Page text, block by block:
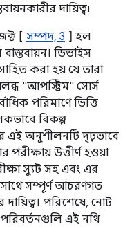
দায়িত্ব৷
[ সম্পদ, 3 ] হল
ডিভাইস
করা হয় যে তারা
"আপস্ট্রিম" সোর্স
পরিমাণে ভিত্তি
বিকল্প
এই অনুশীলনটি দৃঢ়ভাবে
উত্তীর্ণ হওয়া
স্যুট সহ এবং এর
সাথে সম্পূর্ণ আচরণগত
দায়িত্ব। পরিশেষে, নোট
পরিবর্তনগুলি এই নথি